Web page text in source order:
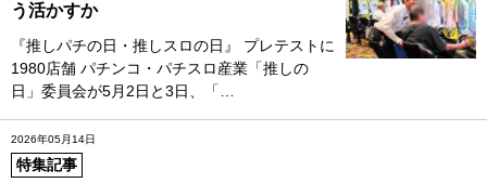
う活かすか
『推しパチの日・推しスロの日』 プレテストに
1980店舗 パチンコ・パチスロ産業「推しの
日」委員会が5月2日と3日、「…
2026年05月14日
特集記事